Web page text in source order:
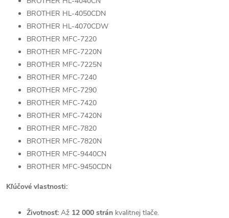
BROTHER HL-4050CDN
BROTHER HL-4070CDW
BROTHER MFC-7220
BROTHER MFC-7220N
BROTHER MFC-7225N
BROTHER MFC-7240
BROTHER MFC-7290
BROTHER MFC-7420
BROTHER MFC-7420N
BROTHER MFC-7820
BROTHER MFC-7820N
BROTHER MFC-9440CN
BROTHER MFC-9450CDN
Kľúčové vlastnosti:
Životnosť: Až 12 000 strán kvalitnej tlače.